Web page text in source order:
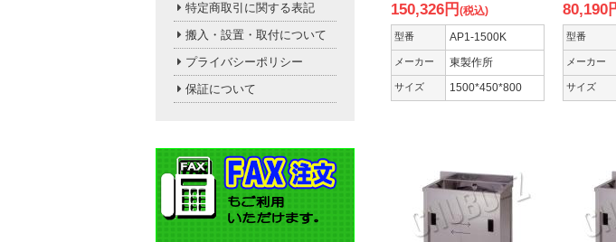
特定商取引に関する表記
搬入・設置・取付について
プライバシーポリシー
保証について
150,326円 (税込)
型番 AP1-1500K
メーカー 東製作所
サイズ 1500*450*800
80,190
型番
メーカー
サイズ